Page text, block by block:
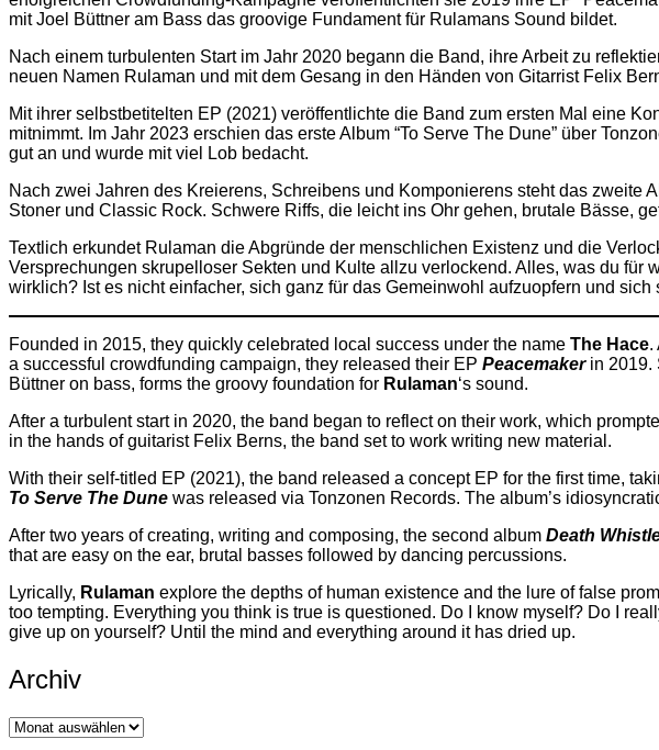
mit Joel Büttner am Bass das groovige Fundament für Rulamans Sound bildet.
Nach einem turbulenten Start im Jahr 2020 begann die Band, ihre Arbeit zu
neuen Namen Rulaman und mit dem Gesang in den Händen von Gitarrist Felix
Mit ihrer selbstbetitelten EP (2021) veröffentlichte die Band zum ersten Mal eine
mitnimmt. Im Jahr 2023 erschien das erste Album “To Serve The Dune” über
gut an und wurde mit viel Lob bedacht.
Nach zwei Jahren des Kreierens, Schreibens und Komponierens steht das zweite
Stoner und Classic Rock. Schwere Riffs, die leicht ins Ohr gehen, brutale Bässe,
Textlich erkundet Rulaman die Abgründe der menschlichen Existenz und die
Versprechungen skrupelloser Sekten und Kulte allzu verlockend. Alles, was du
wirklich? Ist es nicht einfacher, sich ganz für das Gemeinwohl aufzuopfern und
Founded in 2015, they quickly celebrated local success under the name The Hace.
a successful crowdfunding campaign, they released their EP Peacemakerin 2019.
Büttner on bass, forms the groovy foundation for Rulaman‘s sound.
After a turbulent start in 2020, the band began to reflect on their work, which
in the hands of guitarist Felix Berns, the band set to work writing new material.
With their self-titled EP (2021), the band released a concept EP for the first time,
To Serve The Dune was released via Tonzonen Records. The album’s
After two years of creating, writing and composing, the second album Death
that are easy on the ear, brutal basses followed by dancing percussions.
Lyrically, Rulaman explore the depths of human existence and the lure of false
too tempting. Everything you think is true is questioned. Do I know myself? Do I
give up on yourself? Until the mind and everything around it has dried up.
Archiv
Archiv